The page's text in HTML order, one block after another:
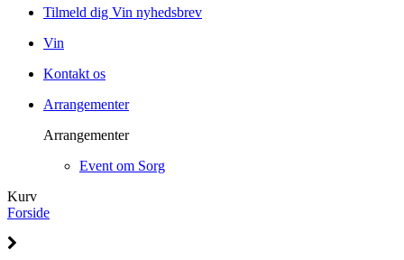
Tilmeld dig Vin nyhedsbrev
Vin
Kontakt os
Arrangementer
Arrangementer
Event om Sorg
Kurv
Forside